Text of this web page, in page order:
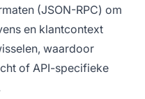
(JSON-RPC) om
en klantcontext
waardoor
of API-specifieke